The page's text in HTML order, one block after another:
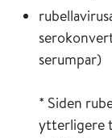
serumpar)
* Siden
ytterligere